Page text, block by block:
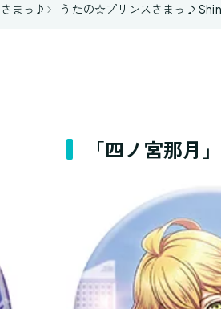
まっ♪
うたの☆プリンスさまっ♪
「四ノ宮那月」